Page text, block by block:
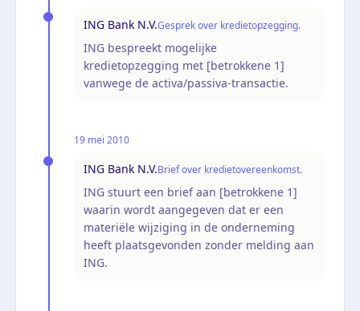
ING Bank N.V.Gesprek over kredietopzegging.
ING bespreekt mogelijke
kredietopzegging met [betrokkene 1]
vanwege de activa/passiva-transactie.
19 mei 2010
ING Bank N.V.Brief over kredietovereenkomst.
ING stuurt een brief aan [betrokkene 1]
waarin wordt aangegeven dat er een
materiële wijziging in de onderneming
heeft plaatsgevonden zonder melding aan
ING.